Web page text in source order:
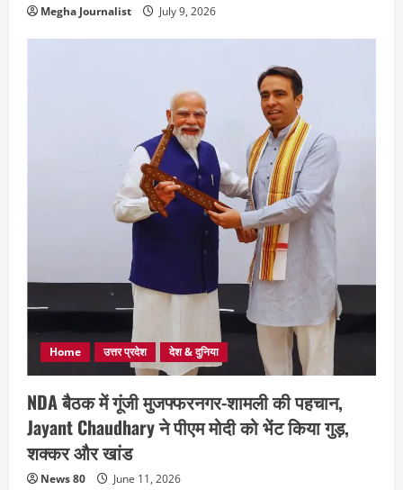
Megha Journalist July 9, 2026
Home उत्तर प्रदेश देश & दुनिया
NDA बैठक में गूंजी मुजफ्फरनगर-शामली की पहचान,
Jayant Chaudhary ने पीएम मोदी को भेंट किया गुड़,
शक्कर और खांड
News 80 June 11, 2026